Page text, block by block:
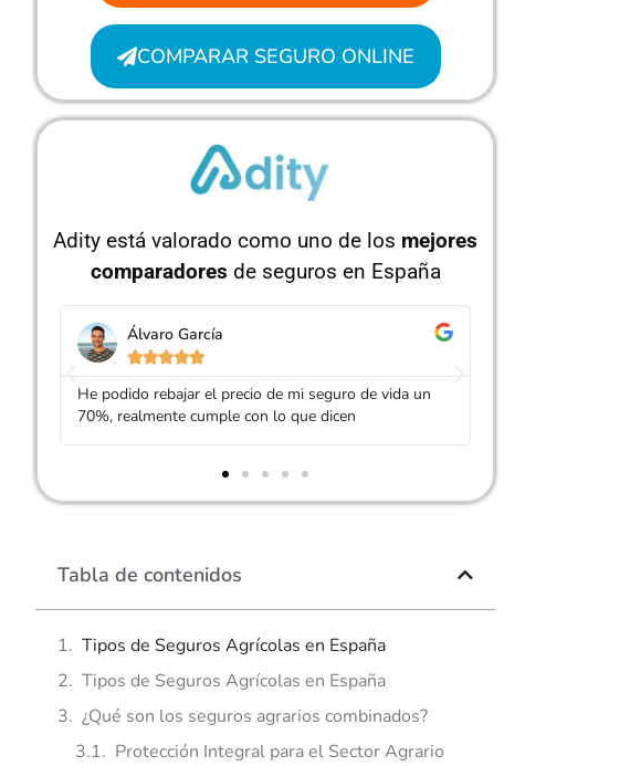
COMPARAR SEGURO ONLINE
Adity está valorado como uno de los mejores
comparadores de seguros en España
Jorge Pérez

Gracias Adity por ayudarme a conseguir un seguro
mucho más barato que el anterior
Tabla de contenidos
Tipos de Seguros Agrícolas en España
Tipos de Seguros Agrícolas en España
¿Qué son los seguros agrarios combinados?
Protección Integral para el Sector Agrario